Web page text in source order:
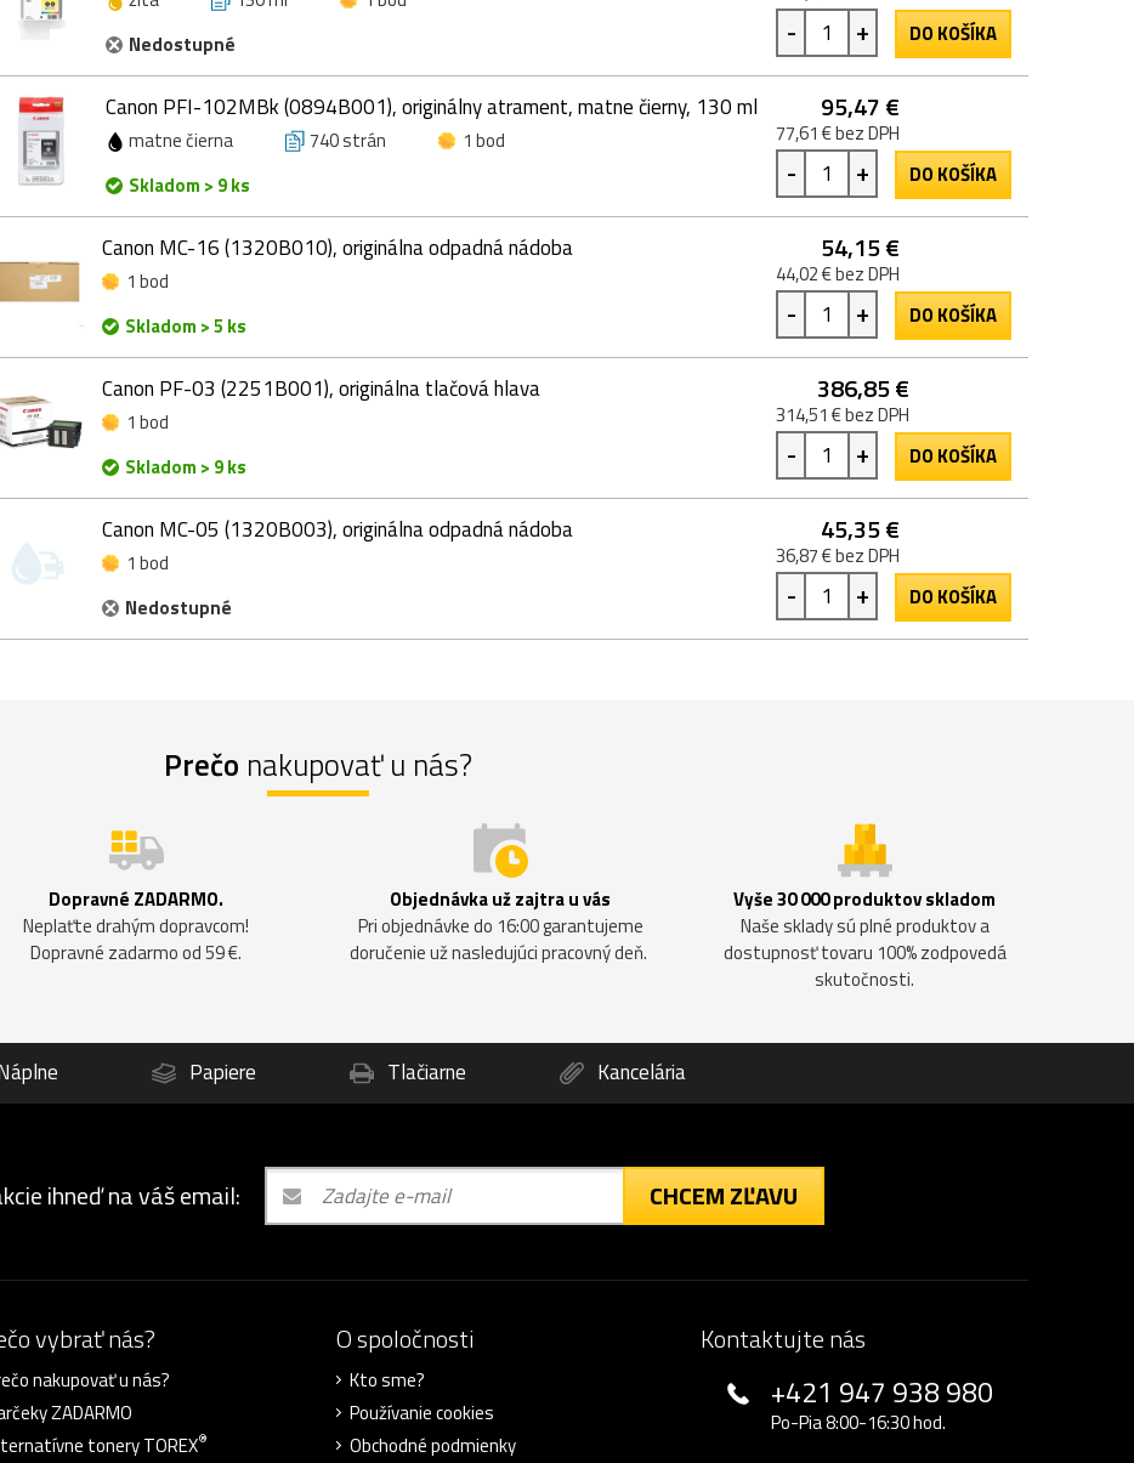
Nedostupné
- + DO KOŠÍKA
Canon PFI-102MBk (0894B001), originálny atrament, matne čierny, 130 ml
matne čierna 740 strán
1 bod
Skladom > 9 ks
95,47 €
77,61 € bez DPH
- + DO KOŠÍKA
Canon MC-16 (1320B010), originálna odpadná nádoba
1 bod
Skladom > 5 ks
54,15 €
44,02 € bez DPH
- + DO KOŠÍKA
Canon PF-03 (2251B001), originálna tlačová hlava
1 bod
Skladom > 9 ks
386,85 €
314,51 € bez DPH
- + DO KOŠÍKA
Canon MC-05 (1320B003), originálna odpadná nádoba
1 bod
Nedostupné
45,35 €
36,87 € bez DPH
- + DO KOŠÍKA
Prečo nakupovať u nás?
Dopravné ZADARMO.
Neplaťte drahým dopravcom!
Dopravné zadarmo od 59 €.
Objednávka už zajtra u vás
Pri objednávke do 16:00 garantujeme
doručenie už nasledujúci pracovný deň.
Vyše 30 000 produktov skladom
Naše sklady sú plné produktov a
dostupnosť tovaru 100% zodpovedá
skutočnosti.
Papiere Tlačiarne Kancelária
ihneď na váš email: CHCEM ZĽAVU
vybrať nás?
nakupovať u nás?
ZADARMO
tonery TOREX®
O spoločnosti
Kto sme?
Používanie cookies
Obchodné podmienky
Kontaktujte nás
+421 947 938 980
Po-Pia 8:00-16:30 hod.